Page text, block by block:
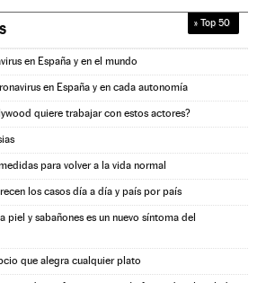
» Top 50
en España y en el mundo
en España y en cada autonomía
quiere trabajar con estos actores?
para volver a la vida normal
los casos día a día y país por país
piel y sabañones es un nuevo síntoma del
que alegra cualquier plato